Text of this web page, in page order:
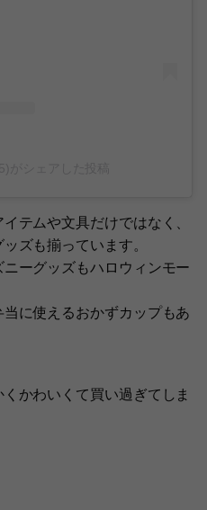
テムや文具だけではなく、
ズも揃っています。
ーグッズもハロウィンモー
に使えるおかずカップもあ
かわいくて買い過ぎてしま